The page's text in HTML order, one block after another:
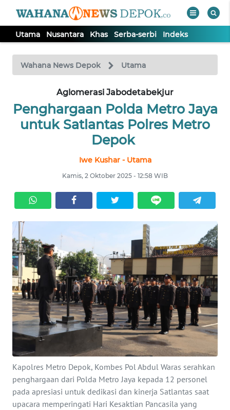
Utama Nusantara Khas Serba-serbi Indeks
Wahana News Depok Utama
Aglomerasi Jabodetabekjur
Penghargaan Polda Metro Jaya
untuk Satlantas Polres Metro
Depok
Iwe Kushar - Utama
Kamis, 2 Oktober 2025 - 12:58 WIB
Kapolres Metro Depok, Kombes Pol Abdul Waras serahkan
penghargaan dari Polda Metro Jaya kepada 12 personel
pada apresiasi untuk dedikasi dan kinerja Satlantas saat
upacara memperingati Hari Kesaktian Pancasila yang
TV
Tutup
NUSANTARA
SERBI
Informasi
INDEKS
BERITA
KONTAK
KAMI
INFO
IKLAN
TENTANG
KAMI
PEDOMAN
MEDIA